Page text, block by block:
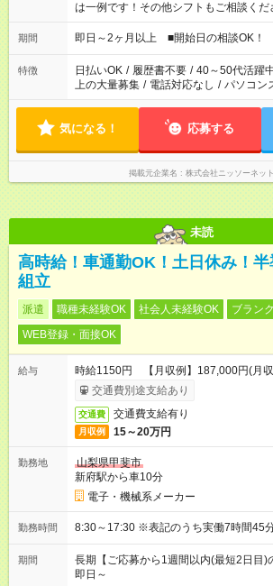
は一例です！その他シフトもご相談くだ
期間 即日～2ヶ月以上 ■開始日の相談OK！
特徴 日払いOK / 履歴書不要 / 40～50代活躍
上の大量募集 / 電話対応なし / パソコン
気になる！ 応募する
掲載元企業名 株式会社ニッソーネット
未読
高時給！車通勤OK！土日休み！
組立
派遣 職種未経験OK 社会人未経験OK
ブラン
WEB登録・面接OK
給与
時給1150円 【月収例】187,000円(月
交通費別途支給あり
交通費 交通費支給有り
月収例 15～20万円
勤務地
山梨県甲斐市
新府駅から車10分
電子・機械系メーカー
勤務時間 8:30～17:30 ※表記のうち実働7時間
期間
長期【ご応募から1週間以内(最短2日目)
即日～